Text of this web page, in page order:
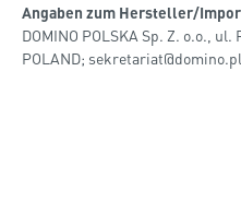
Angaben zum Hersteller/
DOMINO POLSKA Sp. Z. o.o., ul.
POLAND; sekretariat@domino.pl